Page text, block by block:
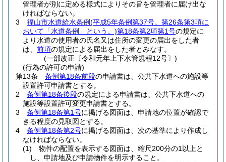
管理者が別に定める様式によりその旨を管理者に届け出な
ければならない。
3
福山市水道給水条例(平成5年条例第37号。第26条第3項に
おいて「水道条例」という。)第18条第2項第1号の規定に
より水道の使用者の氏名又は住所の変更の届出をした者
は、 前項の規定による届出をした者とみなす。
(一部改正〔令和元年上下水管規程12号〕)
(行為の許可の申請)
第13条
条例第18条前段の申請書は、公共下水道への施設等
設置許可申請書とする。
2
条例第18条後段の規定による申請書は、公共下水道への
施設等設置許可変更申請書とする。
3
条例第18条第1号に掲げる図面は、申請地の位置が確認で
きる程度の見取図とする。
4
条例第18条第2号に掲げる図面は、次の基準により作成し
なければならない。
(1)
物件の配置を表示する図面は、縮尺200分の1以上と
し、申請地及び申請物件を明示すること。